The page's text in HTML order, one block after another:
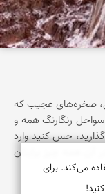
صخره‌های عجیب که
رنگارنگ همه و
حس کنید وارد
آن همه چیز برایتان
می‌کند. برای